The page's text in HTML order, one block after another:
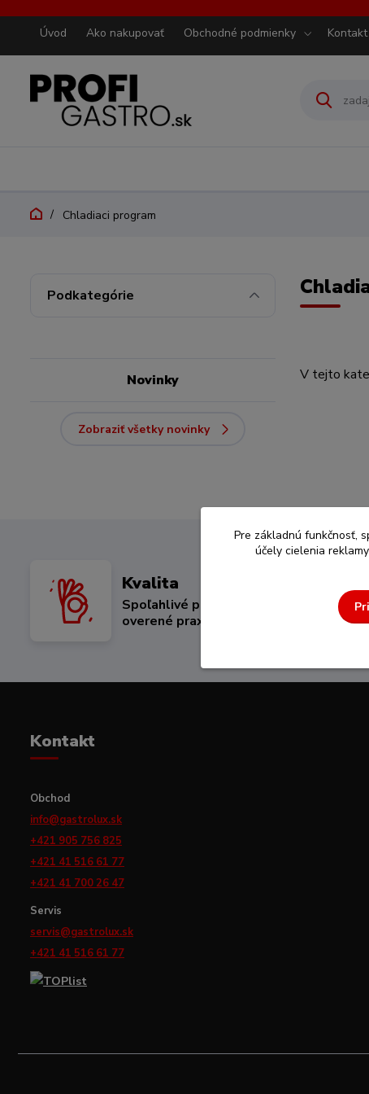
Úvod Ako nakupovať Obchodné podmienky Kontakt
Chladiaci program
V tejto
Podkategórie
Novinky
Zobraziť všetky novinky
Kvalita
Spoľahlivé produkty
overené praxou
Kontakt
Obchod
info@gastrolux.sk
+421 905 756 825
+421 41 516 61 77
+421 41 700 26 47
Servis
servis@gastrolux.sk
+421 41 516 61 77
Pre základnú funkčnosť,
účely cielenia